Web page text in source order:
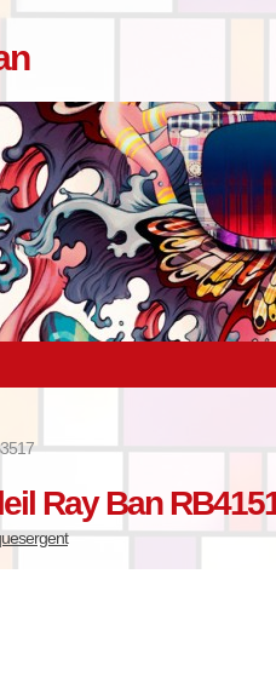
Ray Ban